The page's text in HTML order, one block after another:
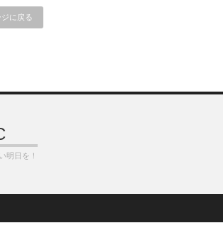
ジに戻る
明日を！